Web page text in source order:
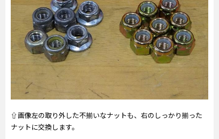
⇧画像左の取り外した不揃いなナットも、右のしっかり揃った
ナットに交換します。